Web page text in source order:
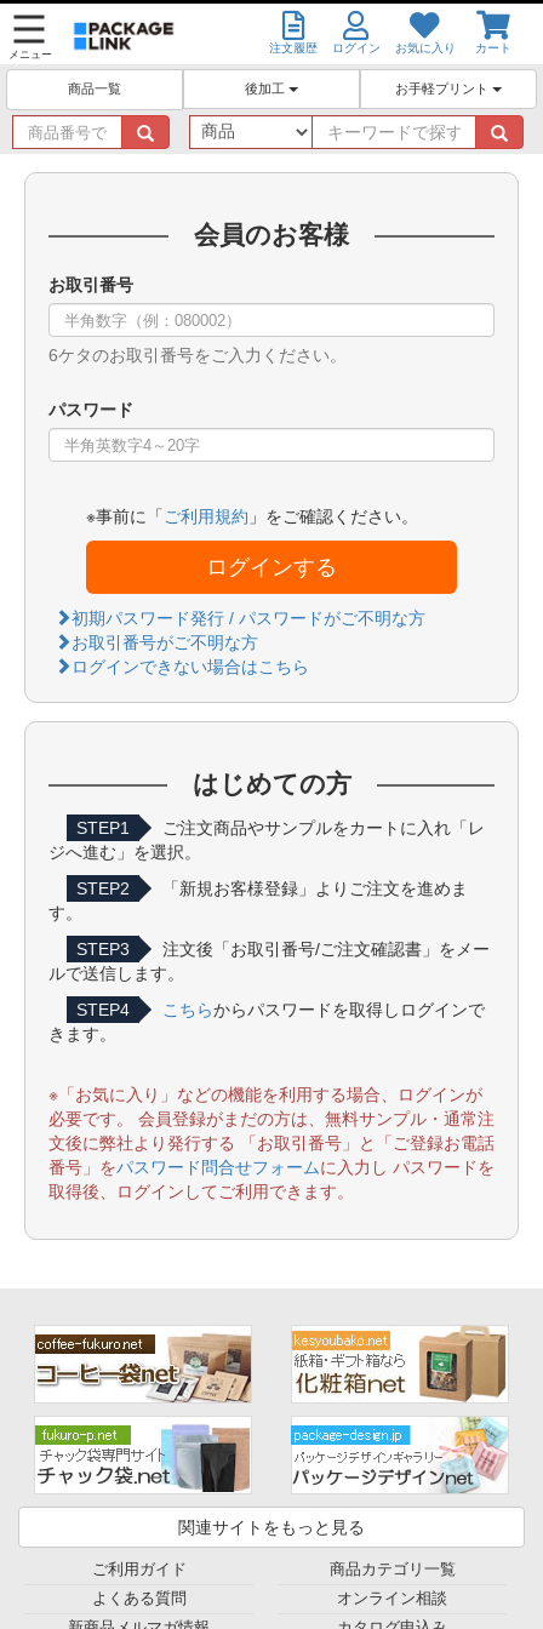
メニュー 注文履歴 ログイン お気に入り カート
商品一覧 後加工 お手軽プリント
商
品
番
キ
ー
ワ
会員のお客様
お取引番号
6ケタのお取引番号をご入力ください。
パスワード
※事前に「 ご利用規約 」をご確認ください。
ログインする
初期パスワード発行 / パスワードがご不明な方
お取引番号がご不明な方
ログインできない場合はこちら
はじめての方
STEP1
ご注文商品やサンプルをカートに入れ「レ
ジへ進む」を選択。
STEP2
「新規お客様登録」よりご注文を進めま
す。
STEP3
注文後「お取引番号/ご注文確認書」をメー
ルで送信します。
STEP4
こちらからパスワードを取得しログインで
きます。
※「お気に入り」などの機能を利用する場合、ログインが
必要です。 会員登録がまだの方は、無料サンプル・通常注
文後に弊社より発行する 「お取引番号」と「ご登録お電話
番号」をパスワード問合せフォームに入力し パスワードを
取得後、ログインしてご利用できます。
関連サイトをもっと見る
ご利用ガイド
よくある質問
商品カテゴリ一覧
オンライン相談